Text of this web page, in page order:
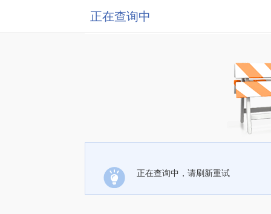
正在查询中
正在查询中，请刷新重试